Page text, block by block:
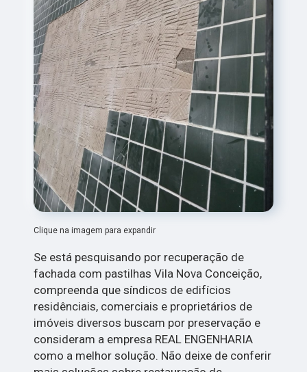
Clique na imagem para expandir
Se está pesquisando por recuperação de
fachada com pastilhas Vila Nova Conceição,
compreenda que síndicos de edifícios
residênciais, comerciais e proprietários de
imóveis diversos buscam por preservação e
consideram a empresa REAL ENGENHARIA
como a melhor solução. Não deixe de conferir